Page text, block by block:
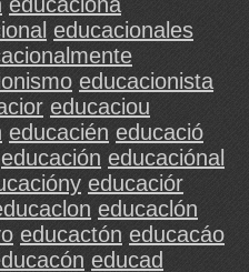
educacionales
educacionista
educaciou
educacién educació
educación educaciónal
educaciór
educaclón
educactón educacáo
educad